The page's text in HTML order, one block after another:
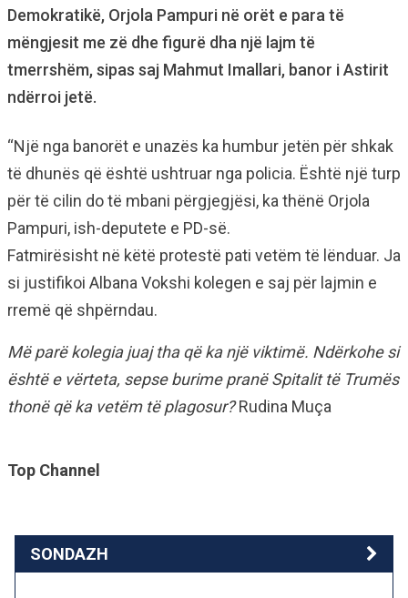
Demokratikë, Orjola Pampuri në orët e para të
mëngjesit me zë dhe figurë dha një lajm të
tmerrshëm, sipas saj Mahmut Imallari, banor i Astirit
ndërroi jetë.
“Një nga banorët e unazës ka humbur jetën për shkak
të dhunës që është ushtruar nga policia. Është një turp
për të cilin do të mbani përgjegjësi, ka thënë Orjola
Pampuri, ish-deputete e PD-së.
Fatmirësisht në këtë protestë pati vetëm të lënduar. Ja
si justifikoi Albana Vokshi kolegen e saj për lajmin e
rremë që shpërndau.
Më parë kolegia juaj tha që ka një viktimë. Ndërkohe si
është e vërteta, sepse burime pranë Spitalit të Trumës
thonë që ka vetëm të plagosur?Rudina Muça
Top Channel
SONDAZH